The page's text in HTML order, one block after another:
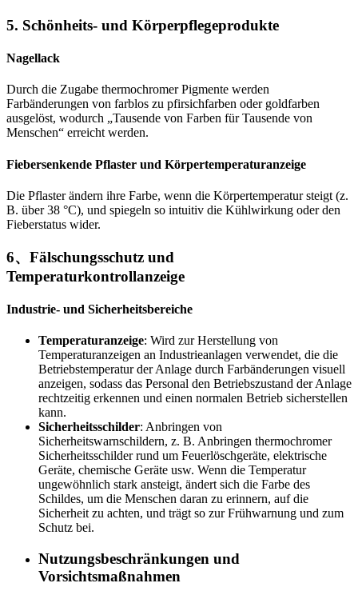
5. Schönheits- und Körperpflegeprodukte
Nagellack
Durch die Zugabe thermochromer Pigmente werden
Farbänderungen von farblos zu pfirsichfarben oder goldfarben
ausgelöst, wodurch „Tausende von Farben für Tausende von
Menschen“ erreicht werden.
Fiebersenkende Pflaster und Körpertemperaturanzeige
Die Pflaster ändern ihre Farbe, wenn die Körpertemperatur steigt (z.
B. über 38 °C), und spiegeln so intuitiv die Kühlwirkung oder den
Fieberstatus wider.
6、Fälschungsschutz und
Temperaturkontrollanzeige
Industrie- und Sicherheitsbereiche
Temperaturanzeige: Wird zur Herstellung von
Temperaturanzeigen an Industrieanlagen verwendet, die die
Betriebstemperatur der Anlage durch Farbänderungen visuell
anzeigen, sodass das Personal den Betriebszustand der Anlage
rechtzeitig erkennen und einen normalen Betrieb sicherstellen
kann.
Sicherheitsschilder: Anbringen von
Sicherheitswarnschildern, z. B. Anbringen thermochromer
Sicherheitsschilder rund um Feuerlöschgeräte, elektrische
Geräte, chemische Geräte usw. Wenn die Temperatur
ungewöhnlich stark ansteigt, ändert sich die Farbe des
Schildes, um die Menschen daran zu erinnern, auf die
Sicherheit zu achten, und trägt so zur Frühwarnung und zum
Schutz bei.
Nutzungsbeschränkungen und
Vorsichtsmaßnahmen